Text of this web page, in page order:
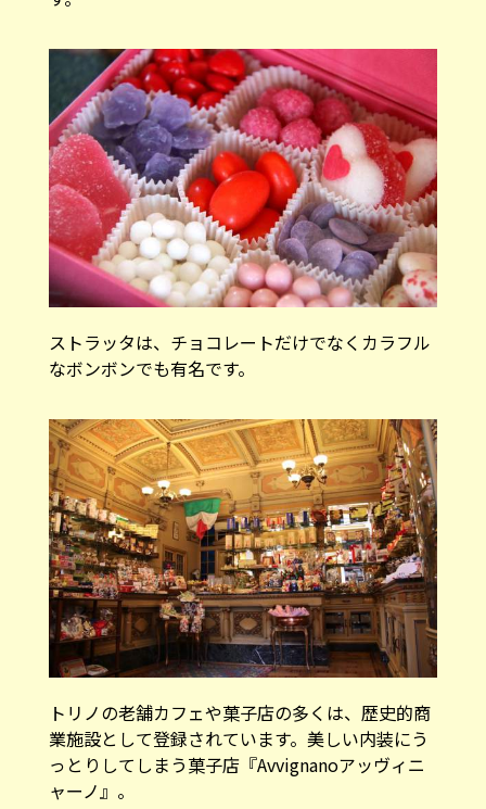
ストラッタは、チョコレートだけでなくカラフル
なボンボンでも有名です。
トリノの老舗カフェや菓子店の多くは、歴史的商
業施設として登録されています。美しい内装にう
っとりしてしまう菓子店『Avvignanoアッヴィニ
ャーノ』。